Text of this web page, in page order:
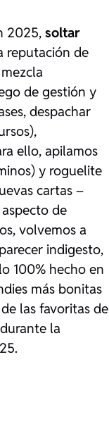
2025, soltar
reputación de
de gestión y
despachar
ello, apilamos
y roguelite
cartas –
de
volvemos a
indigesto,
100% hecho en
más bonitas
las favoritas de
la